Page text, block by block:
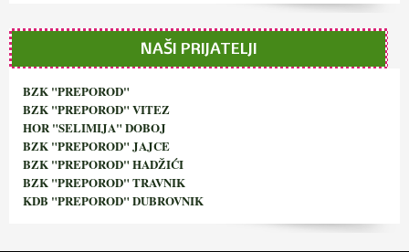
NAŠI PRIJATELJI
BZK "PREPOROD"
BZK "PREPOROD" VITEZ
HOR "SELIMIJA" DOBOJ
BZK "PREPOROD" JAJCE
BZK "PREPOROD" HADŽIĆI
BZK "PREPOROD" TRAVNIK
KDB "PREPOROD" DUBROVNIK